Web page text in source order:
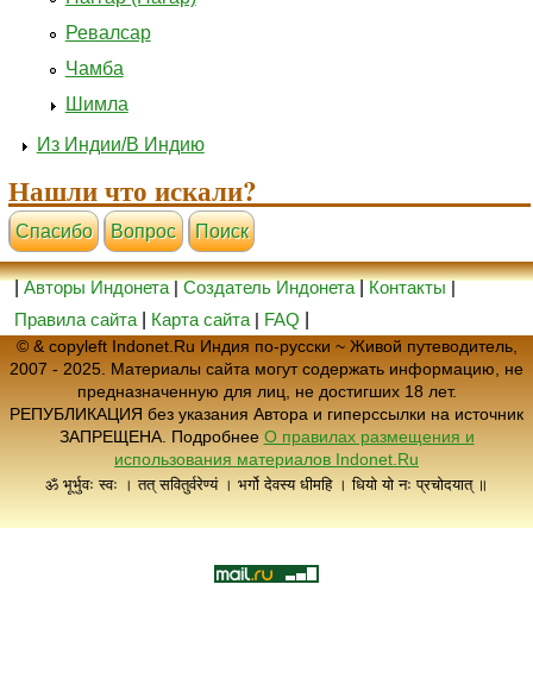
Ревалсар
Чамба
Шимла
Из Индии/В Индию
Нашли что искали?
Cпасибо Вопрос Поиск
|Авторы Индонета|Создатель Индонета|Контакты|
Правила сайта
Карта сайта | FAQ
© & copyleft Indonet.Ru Индия по-русски ~ Живой путеводитель,
2007 - 2025. Материалы сайта могут содержать информацию, не
предназначенную для лиц, не достигших 18 лет.
РЕПУБЛИКАЦИЯ без указания Автора и гиперссылки на источник
ЗАПРЕЩЕНА. Подробнее О правилах размещения и
использования материалов Indonet.Ru
ॐ भूर्भुवः स्वः । तत् सवितुर्वरेण्यं । भर्गो देवस्य धीमहि । धियो यो नः प्रचोदयात् ॥